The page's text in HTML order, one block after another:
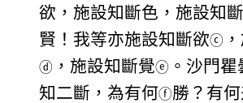
欲，施設知斷色，施設知斷
賢！我等亦施設知斷欲ⓒ
ⓓ ，施設知斷覺ⓔ 。沙門
知二斷，為有何ⓕ勝？有何